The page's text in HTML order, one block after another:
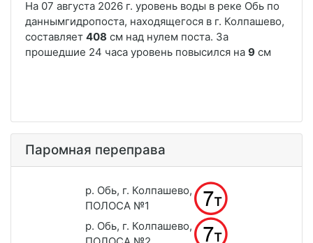
Паромная переправа
р. Обь, г. Колпашево,
ПОЛОСА №1
р. Обь, г. Колпашево,